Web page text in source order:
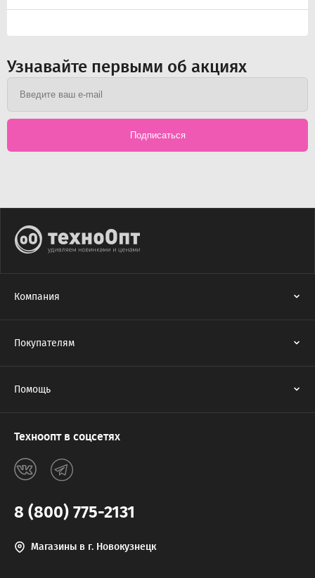
Узнавайте первыми об акциях
Подписаться
Компания
Покупателям
Помощь
Техноопт в соцсетях
8 (800) 775-2131
Магазины в г. Новокузнецк